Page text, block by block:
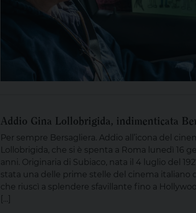
Addio Gina Lollobrigida, indimenticata
Per sempre Bersagliera. Addio all’icona del
Lollobrigida, che si è spenta a Roma lunedì 16
anni. Originaria di Subiaco, nata il 4 luglio del
stata una delle prime stelle del cinema italiano
che riuscì a splendere sfavillante fino a
[…]